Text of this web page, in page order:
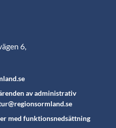
6,
av administrativ
med funktionsnedsättning